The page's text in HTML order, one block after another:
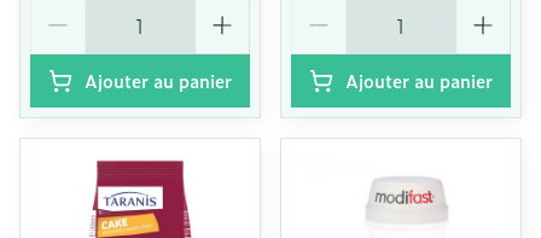
Ajouter au panier Ajouter au panier